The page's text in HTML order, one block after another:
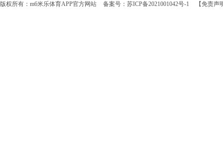
版权所有：m6米乐体育APP官方网站 备案号：苏ICP备2021001042号-1 【免责声